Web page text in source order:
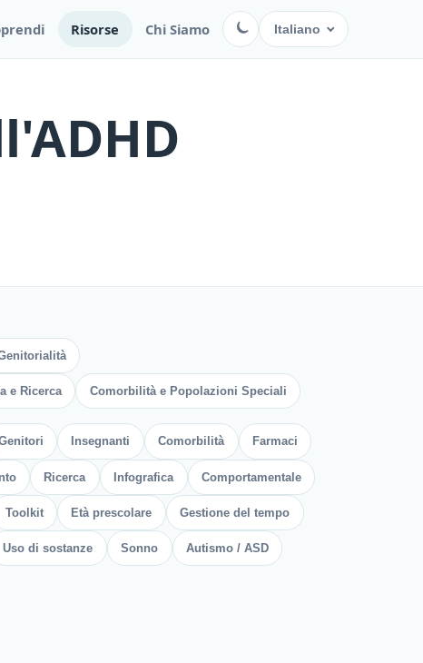
Risorse Chi Siamo Italiano
e Ricerca Comorbilità e Popolazioni Speciali
Insegnanti Comorbilità Farmaci
Ricerca Infografica Comportamentale
Toolkit Età prescolare Gestione del tempo
Uso di sostanze Sonno Autismo / ASD